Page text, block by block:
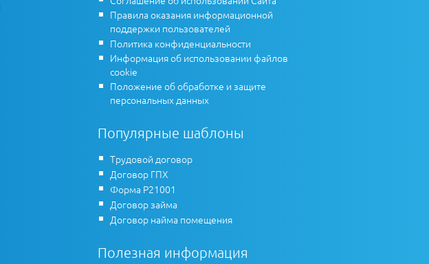
Правила оказания информационной
поддержки пользователей
Политика конфиденциальности
Информация об использовании файлов
cookie
Положение об обработке и защите
персональных данных
Популярные шаблоны
Трудовой договор
Договор ГПХ
Форма Р21001
Договор займа
Договор найма помещения
Полезная информация